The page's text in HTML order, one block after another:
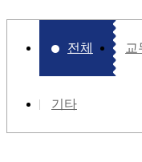
전체 교
기타